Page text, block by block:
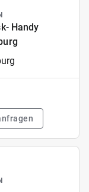
Handy